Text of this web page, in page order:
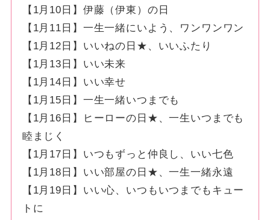
【1月10日】伊藤（伊東）の日
【1月11日】一生一緒にいよう、ワンワンワン
【1月12日】いいねの日★、いいふたり
【1月13日】いい未来
【1月14日】いい幸せ
【1月15日】一生一緒いつまでも
【1月16日】ヒーローの日★、一生いつまでも
睦まじく
【1月17日】いつもずっと仲良し、いい七色
【1月18日】いい部屋の日★、一生一緒永遠
【1月19日】いい心、いつもいつまでもキュー
トに